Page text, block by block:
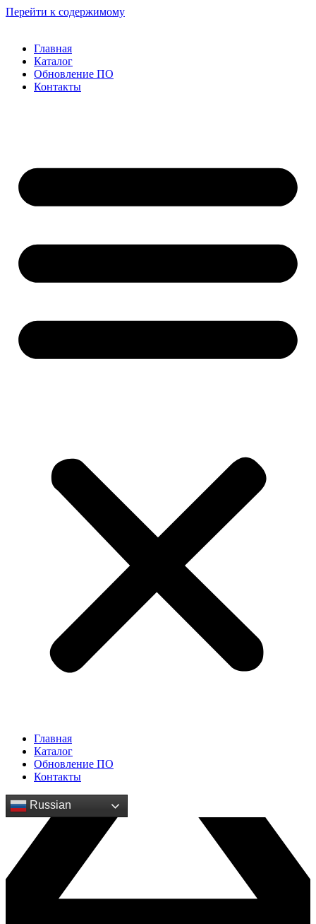
Перейти к содержимому
Главная
Каталог
Обновление ПО
Контакты
Главная
Каталог
Обновление ПО
Контакты
Russian